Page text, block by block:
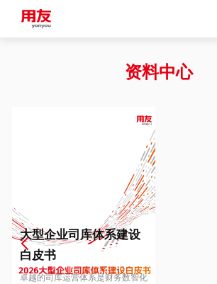
Vietnam
Europe
Hungary
资料中心
大型企业司库体系建设
白皮书
卓越的司库运营体系是财务数智化